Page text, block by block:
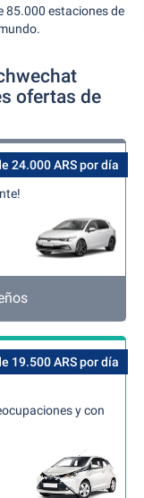
85.000 estaciones de
ofertas de
24.000 ARS por día
19.500 ARS por día
y con